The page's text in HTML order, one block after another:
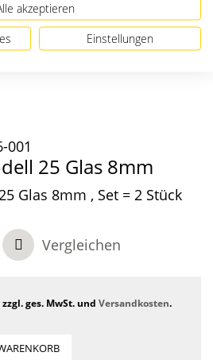
001
25 Glas 8mm
Glas 8mm , Set = 2 Stück
Vergleichen
ges. MwSt. und Versandkosten.
akzeptieren
Einstellungen